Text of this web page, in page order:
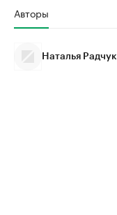
Авторы
Наталья Радчук